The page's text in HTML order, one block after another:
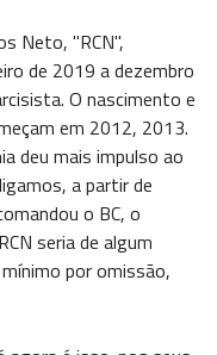
Neto, "RCN",
de 2019 a dezembro
O nascimento e
em 2012, 2013.
deu mais impulso ao
a partir de
o BC, o
seria de algum
por omissão,